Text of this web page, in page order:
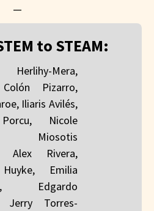
—
to STEAM:
Mera,
Pizarro,
Iliaris Avilés,
Nicole
Miosotis
Alex Rivera,
Emilia
Edgardo
Jerry Torres-